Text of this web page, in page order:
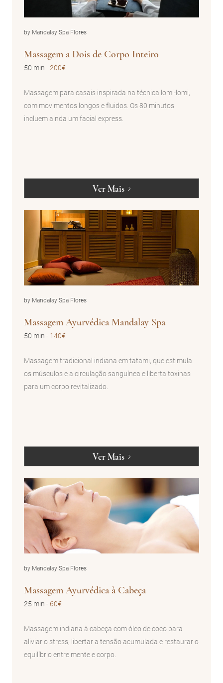
by Mandalay Spa Flores
Massagem a Dois de Corpo Inteiro
50 min -200€
Massagem para casais inspirada na técnica lomi-lomi,
com movimentos longos e fluidos. Os 80 minutos
incluem ainda um facial express.
Ver Mais
by Mandalay Spa Flores
Massagem Ayurvédica Mandalay Spa
50 min - 140€
Massagem tradicional indiana em tatami, que estimula
os músculos e a circulação sanguínea e liberta toxinas
para um corpo revitalizado.
Ver Mais
by Mandalay Spa Flores
Massagem Ayurvédica à Cabeça
25 min - 60€
Massagem indiana à cabeça com óleo de coco para
aliviar o stress, libertar a tensão acumulada e restaurar o
equilíbrio entre mente e corpo.